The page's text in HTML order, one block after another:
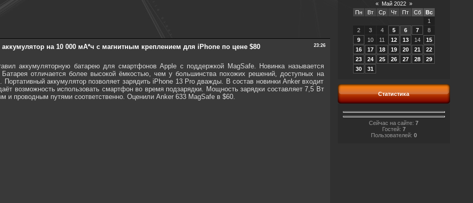
23:26
на 10 000 мА*ч с магнитным креплением для iPhone по цене $80
аккумуляторную батарею для смартфонов Apple с поддержкой MagSafe. Новинка называется
отличается более высокой ёмкостью, чем у большинства похожих решений, доступных на
аккумулятор позволяет зарядить iPhone 13 Pro дважды. В состав новинки Anker входит
возможность использовать смартфон во время подзарядки. Мощность зарядки составляет 7,5 Вт
и проводным путями соответственно. Оценили Anker 633 MagSafe в $60.
« Май 2022 »
Пн
Вт Ср Чт Пт Сб
Вс
1
2
3 4 5 6 7
8
9
10 11 12 13 14
15
16
17 18 19 20 21
22
23
24 25 26 27 28
29
30
31
Статистика
Сейчас на сайте: 7
Гостей: 7
Пользователей: 0